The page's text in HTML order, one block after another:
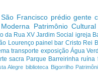
São Francisco prédio gente
Patrimônio
da Rua XV Jardim Social igreja
Lourenço painel bar Cristo Rei
transporte exposição Água
sacra Parque Barreirinha ruína
Alegre biblioteca Bigorrilho